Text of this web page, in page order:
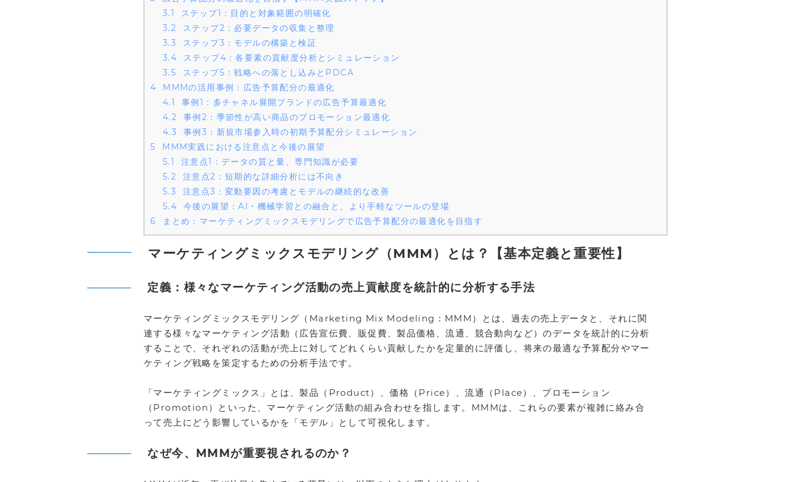
3.1
ステップ1：目的と対象範囲の明確化
3.2 ステップ2：必要データの収集と整理
3.3
ステップ3：モデルの構築と検証
3.4 ステップ4：各要素の貢献度分析とシミュレーション
3.5 ステップ5：戦略への落とし込みとPDCA
4 MMMの活用事例：広告予算配分の最適化
4.1
事例1：多チャネル展開ブランドの広告予算最適化
4.2 事例2：季節性が高い商品のプロモーション最適化
4.3
事例3：新規市場参入時の初期予算配分シミュレーション
5 MMM実践における注意点と今後の展望
5.1
注意点1：データの質と量、専門知識が必要
5.2 注意点2：短期的な詳細分析には不向き
5.3
注意点3：変動要因の考慮とモデルの継続的な改善
5.4 今後の展望：AI・機械学習との融合と、より手軽なツールの登場
6
まとめ：マーケティングミックスモデリングで広告予算配分の最適化を目指す
マーケティングミックスモデリング（MMM）とは？【基本定義と重要性】
定義：様々なマーケティング活動の売上貢献度を統計的に分析する手法
マーケティングミックスモデリング（Marketing Mix Modeling：MMM）とは、過去の売上データと、それに関
連する様々なマーケティング活動（広告宣伝費、販促費、製品価格、流通、競合動向など）のデータを統計的に分析
することで、それぞれの活動が売上に対してどれくらい貢献したかを定量的に評価し、将来の最適な予算配分やマー
ケティング戦略を策定するための分析手法です。
「マーケティングミックス」とは、製品（Product）、価格（Price）、流通（Place）、プロモーション
（Promotion）といった、マーケティング活動の組み合わせを指します。MMMは、これらの要素が複雑に絡み合
って売上にどう影響しているかを「モデル」として可視化します。
なぜ今、MMMが重要視されるのか？